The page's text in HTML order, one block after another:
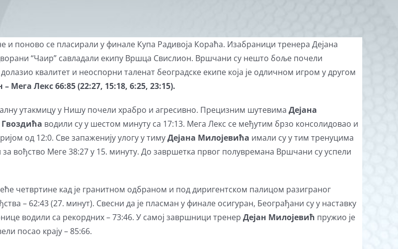
поново се пласирали у финале Купа Радивоја Кораћа. Изабраници тренера Дејана
“Чаир” савладали екипу Вршца Свислион. Вршчани су нешто боље почели
квалитет и неоспорни таленат београдске екипе која је одличном игром у другом
Мега Лекс 66:85 (22:27, 15:18, 6:25, 23:15).
утакмицу у Нишу почели храбро и агресивно. Прецизним шутевима Дејана
водили су у шестом минуту са 17:13. Мега Лекс се међутим брзо консолидовао и
од 12:0. Све запаженију улогу у тимуДејана Милојевића имали су у тим тренуцима
за вођство Меге 38:27 у 15. минуту. До завршетка првог полувремана Вршчани су успели
четвртине кад је гранитном одбраном и под диригентском палицом разиграног
– 62:43 (27. минут). Свесни да је пласман у финале осигуран, Београђани су у наставку
водили са рекордних – 73:46. У самој завршници тренер Дејан Милојевић пружио је
посао крају – 85:66.